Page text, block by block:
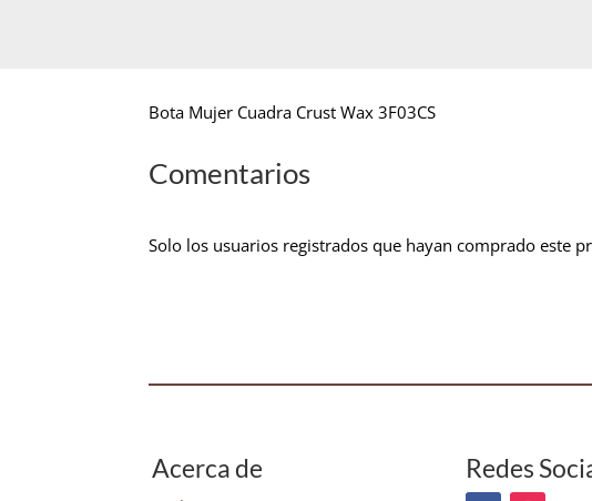
Bota Mujer Cuadra Crust Wax 3F03CS
Comentarios
Solo los usuarios registrados que hayan comprado este
Acerca de Redes